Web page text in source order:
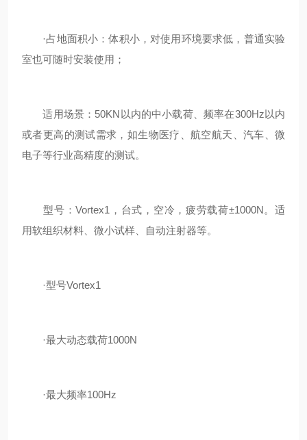
·占地面积小：体积小，对使用环境要求低，普通实验
室也可随时安装使用；
适用场景：50KN以内的中小载荷、频率在300Hz以内
或者更高的测试需求，如生物医疗、航空航天、汽车、微
电子等行业高精度的测试。
型号：Vortex1，台式，空冷，疲劳载荷±1000N。适
用软组织材料、微小试样、自动注射器等。
·型号Vortex1
·最大动态载荷1000N
·最大频率100Hz